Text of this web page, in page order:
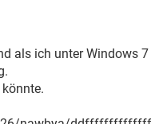
als ich unter Windows